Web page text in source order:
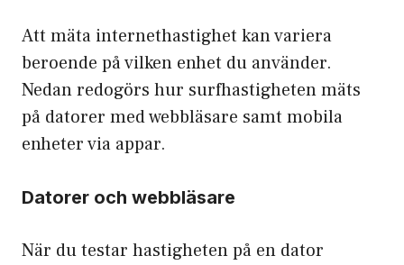
Att mäta internethastighet kan variera
beroende på vilken enhet du använder.
Nedan redogörs hur surfhastigheten mäts
på datorer med webbläsare samt mobila
enheter via appar.
Datorer och webbläsare
När du testar hastigheten på en dator